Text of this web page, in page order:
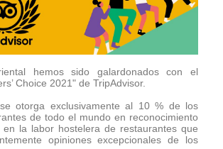
hemos sido galardonados con el
Choice 2021" de TripAdvisor.
otorga exclusivamente al 10 % de los
de todo el mundo en reconocimiento
la labor hostelera de restaurantes que
opiniones excepcionales de los